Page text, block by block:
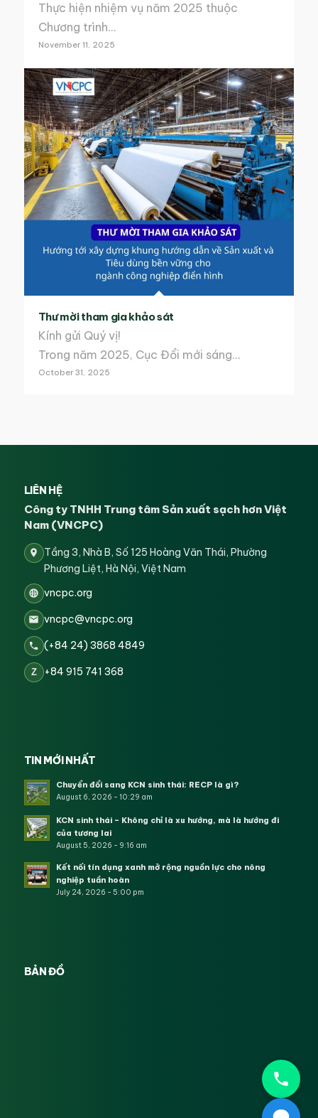
Thực hiện nhiệm vụ năm 2025 thuộc
Chương trình…
November 11, 2025
Thư mời tham gia khảo sát
Kính gửi Quý vị!
Trong năm 2025, Cục Đổi mới sáng…
October 31, 2025
LIÊN HỆ
Công ty TNHH Trung tâm Sản xuất sạch hơn Việt
Nam (VNCPC)
Tầng 3, Nhà B, Số 125 Hoàng Văn Thái, Phường
Phương Liệt, Hà Nội, Việt Nam
vncpc.org
vncpc@vncpc.org
(+84 24) 3868 4849
Z +84 915 741 368
TIN MỚI NHẤT
Chuyển đổi sang KCN sinh thái: RECP là gì?
August 6, 2026 - 10:29 am
KCN sinh thái – Không chỉ là xu hướng, mà là hướng đi
của tương lai
August 5, 2026 - 9:16 am
Kết nối tín dụng xanh mở rộng nguồn lực cho nông
nghiệp tuần hoàn
July 24, 2026 - 5:00 pm
BẢN ĐỒ